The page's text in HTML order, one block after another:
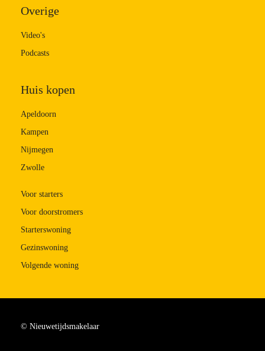
Overige
Video's
Podcasts
Huis kopen
Apeldoorn
Kampen
Nijmegen
Zwolle
Voor starters
Voor doorstromers
Starterswoning
Gezinswoning
Volgende woning
© Nieuwetijdsmakelaar